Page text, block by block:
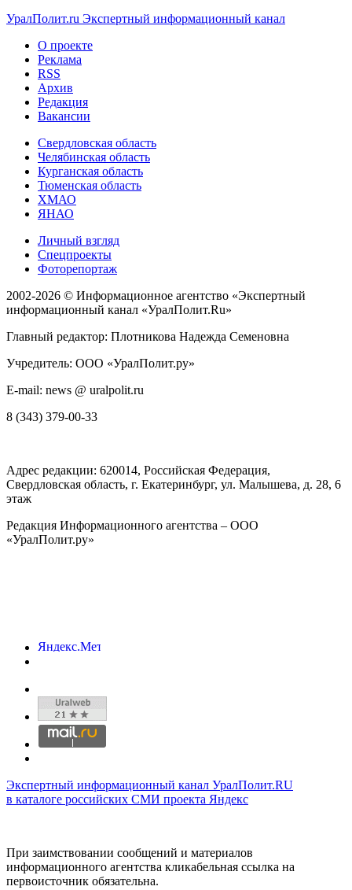
УралПолит.ru Экспертный информационный канал
О проекте
Реклама
RSS
Архив
Редакция
Вакансии
Свердловская область
Челябинская область
Курганская область
Тюменская область
ХМАО
ЯНАО
Личный взгляд
Спецпроекты
Фоторепортаж
2002-2026 © Информационное агентство «Экспертный
информационный канал «УралПолит.Ru»
Главный редактор: Плотникова Надежда Семеновна
Учредитель: ООО «УралПолит.ру»
E-mail: news @ uralpolit.ru
8 (343) 379-00-33
Адрес редакции: 620014, Российская Федерация,
Свердловская область, г. Екатеринбург, ул. Малышева, д. 28, 6
этаж
Редакция Информационного агентства – ООО
«УралПолит.ру»
Экспертный информационный канал УралПолит.RU
в каталоге российских СМИ проекта Яндекс
При заимствовании сообщений и материалов
информационного агентства кликабельная ссылка на
первоисточник обязательна.